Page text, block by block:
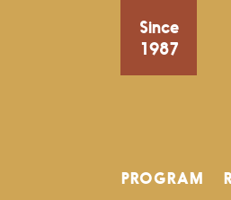
Since
1987
PROGRAM